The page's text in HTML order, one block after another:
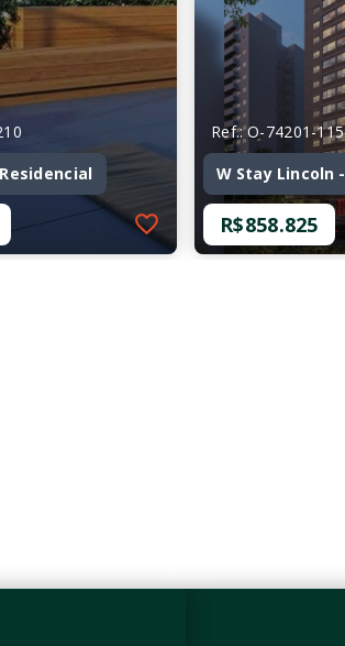
Ref.: O-74201-
W Stay Lincoln
R$858.825